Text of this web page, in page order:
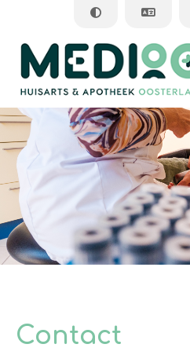
Praktijkinformatie
Veel gestelde vragen
Medisch
Algemene informatie
Contact